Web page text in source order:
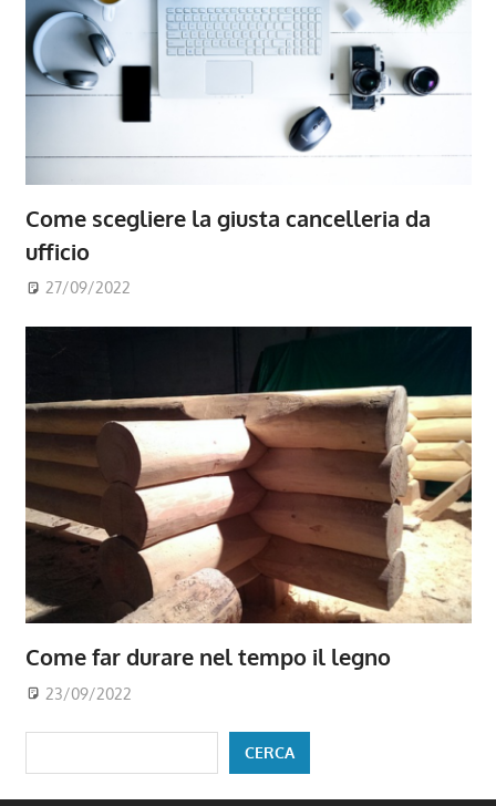
Come scegliere la giusta cancelleria da
ufficio
27/09/2022
Come far durare nel tempo il legno
23/09/2022
CERCA